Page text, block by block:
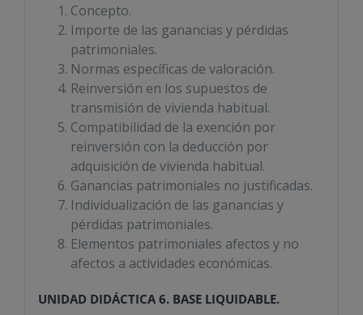
Concepto.
Importe de las ganancias y pérdidas
patrimoniales.
Normas específicas de valoración.
Reinversión en los supuestos de
transmisión de vivienda habitual.
Compatibilidad de la exención por
reinversión con la deducción por
adquisición de vivienda habitual.
Ganancias patrimoniales no justificadas.
Individualización de las ganancias y
pérdidas patrimoniales.
Elementos patrimoniales afectos y no
afectos a actividades económicas.
UNIDAD DIDÁCTICA 6. BASE LIQUIDABLE.